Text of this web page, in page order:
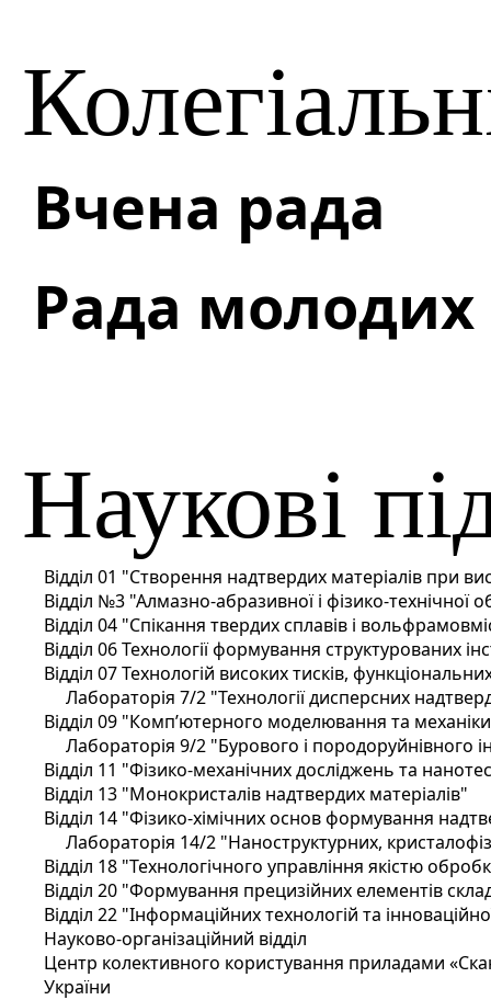
Вчена рада
Рада
Наукові
Відділ 01 "Створення надтвердих матеріалів при
Відділ №3 "Алмазно-абразивної і фізико-технічної
Відділ 04 "Спікання твердих сплавів і
Вiддiл 06 Технології формування структурованих
Вiддiл 07 Технологій високих тисків,
Лабораторія 7/2 "Технології дисперсних
Вiддiл 09 "Комп’ютерного моделювання та
Лабораторія 9/2 "Бурового і породоруйнівного
Вiддiл 11 "Фізико-механічних досліджень та
Відділ 13 "Монокристалів надтвердих матеріалів"
Відділ 14 "Фізико-хімічних основ формування
Лабораторія 14/2 "Наноструктурних,
Відділ 18 "Технологічного управління якістю
Відділ 20 "Формування прецизійних елементів
Відділ 22 "Інформаційних технологій та
Науково-організаційний відділ
Центр колективного користування приладами
України